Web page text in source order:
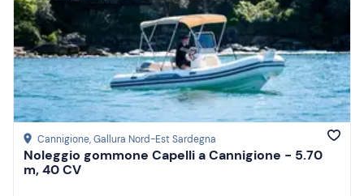
Cannigione, Gallura Nord-Est Sardegna
Noleggio gommone Capelli a Cannigione - 5.70
m, 40 CV